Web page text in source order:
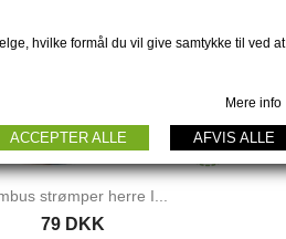
strømper herre I...
79 DKK
hvilke formål du vil give samtykke til ved at
Mere info
ACCEPTER ALLE AFVIS ALLE